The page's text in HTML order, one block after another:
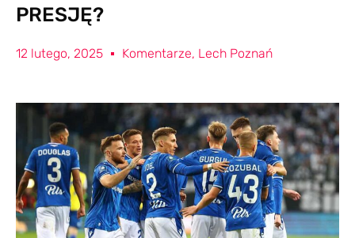
PRESJĘ?
12 lutego, 2025 Komentarze, Lech Poznań